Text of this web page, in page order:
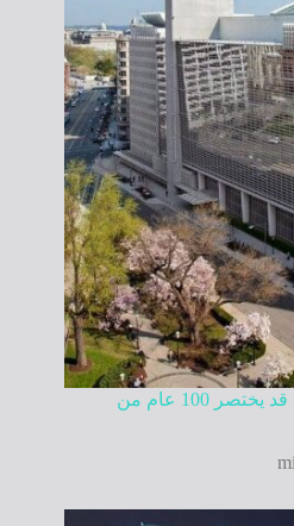
البنك الدولي: الذكاء الاصطناعي قد يختصر 100 عام من